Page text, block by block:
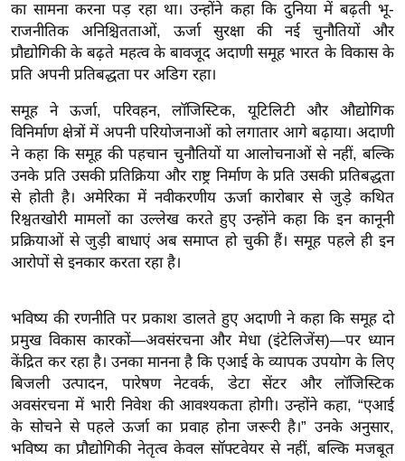
श
ख्सि
य
त
यं
ग
इं
डि
या
सा
हि
ग
त
ऑ
टो
व
र्ल्ड
का सामना करना पड़ रहा था। उन्होंने कहा कि दुनिया में बढ़ती भू-
राजनीतिक अनिश्चितताओं, ऊर्जा सुरक्षा की नई चुनौतियों और
प्रौद्योगिकी के बढ़ते महत्व के बावजूद अदाणी समूह भारत के विकास के
प्रति अपनी प्रतिबद्धता पर अडिग रहा।
समूह ने ऊर्जा, परिवहन, लॉजिस्टिक, यूटिलिटी और औद्योगिक
विनिर्माण क्षेत्रों में अपनी परियोजनाओं को लगातार आगे बढ़ाया। अदाणी
ने कहा कि समूह की पहचान चुनौतियों या आलोचनाओं से नहीं, बल्कि
उनके प्रति उसकी प्रतिक्रिया और राष्ट्र निर्माण के प्रति उसकी प्रतिबद्धता
से होती है। अमेरिका में नवीकरणीय ऊर्जा कारोबार से जुड़े कथित
रिश्वतखोरी मामलों का उल्लेख करते हुए उन्होंने कहा कि इन कानूनी
प्रक्रियाओं से जुड़ी बाधाएं अब समाप्त हो चुकी हैं। समूह पहले ही इन
आरोपों से इनकार करता रहा है।
भविष्य की रणनीति पर प्रकाश डालते हुए अदाणी ने कहा कि समूह दो
प्रमुख विकास कारकों—अवसंरचना और मेधा (इंटेलिजेंस)—पर ध्यान
केंद्रित कर रहा है। उनका मानना है कि एआई के व्यापक उपयोग के लिए
बिजली उत्पादन, पारेषण नेटवर्क, डेटा सेंटर और लॉजिस्टिक
अवसंरचना में भारी निवेश की आवश्यकता होगी। उन्होंने कहा, “एआई
के सोचने से पहले ऊर्जा का प्रवाह होना जरूरी है।” उनके अनुसार,
भविष्य का प्रौद्योगिकी नेतृत्व केवल सॉफ्टवेयर से नहीं, बल्कि मजबूत